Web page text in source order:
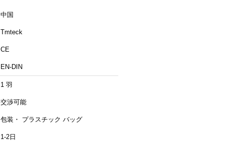
中国
Tmteck
CE
EN-DIN
1 羽
交渉可能
包装・ プラスチック バッグ
1-2日